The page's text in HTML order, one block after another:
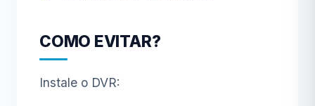
COMO EVITAR?
Instale o DVR: